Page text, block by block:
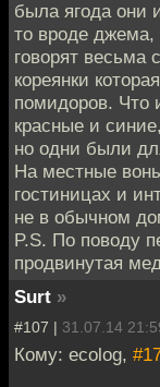
была ягода они
то вроде
говорят
кореянки
помидоров. Что
красные и
но одни были
На местные
гостиницах и
не в обычном
P.S. По поводу
продвинутая
Surt »
#107 | 31.07.14
Кому: ecolog,